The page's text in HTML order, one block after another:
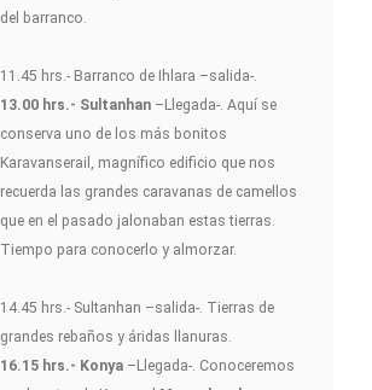
del barranco.
11.45 hrs.- Barranco de Ihlara –salida-.
13.00 hrs.- Sultanhan –Llegada-. Aquí se
conserva uno de los más bonitos
Karavanserail, magnífico edificio que nos
recuerda las grandes caravanas de camellos
que en el pasado jalonaban estas tierras.
Tiempo para conocerlo y almorzar.
14.45 hrs.- Sultanhan –salida-. Tierras de
grandes rebaños y áridas llanuras.
16.15 hrs.- Konya –Llegada-. Conoceremos